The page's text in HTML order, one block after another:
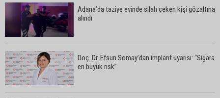
Adana’da taziye evinde silah çeken kişi gözaltına
alındı
Doç. Dr. Efsun Somay’dan implant uyarısı: “Sigara
en büyük risk”